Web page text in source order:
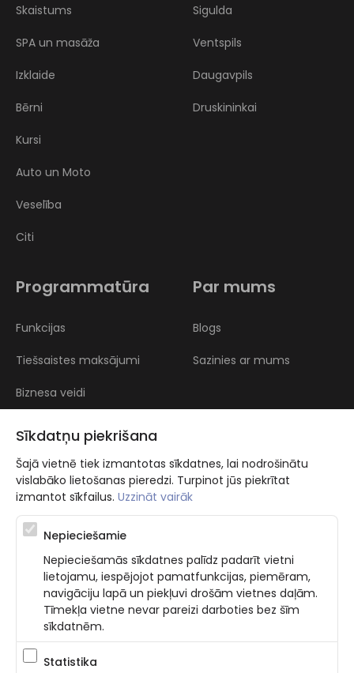
Sīkdatņu piekrišana
Šajā vietnē tiek izmantotas sīkdatnes, lai nodrošinātu
vislabāko lietošanas pieredzi. Turpinot jūs piekrītat
izmantot sīkfailus. Uzzināt vairāk
Nepieciešamie
Nepieciešamās sīkdatnes palīdz padarīt vietni
lietojamu, iespējojot pamatfunkcijas, piemēram,
navigāciju lapā un piekļuvi drošām vietnes daļām.
Tīmekļa vietne nevar pareizi darboties bez šīm
sīkdatnēm.
Statistika
Skaistums
SPA un masāža
Izklaide
Bērni
Kursi
Auto un Moto
Veselība
Citi
Sigulda
Ventspils
Daugavpils
Druskininkai
Programmatūra
Funkcijas
Tiešsaistes maksājumi
Biznesa veidi
Par mums
Blogs
Sazinies ar mums
Atbalsta programma augsti kvalificētu darba ņēmēju piesaistei.
Projekta ietvaros plānota informācijas pakalpojuma izstrāde, kas
ļauj pakalpojumu sniedzējiem digitalizēt uzņēmuma procesus.
Projekta rezultātā ir veikta mobilo lietotņu un pašapkalpošanās
portāla izveide. Projekta ieviešanas rezultatā plānota
bezkontakta apkalpošanas risinājumu izveide pakalpojumu
sniedzējiem. Nr. JU-PI-2022/43.